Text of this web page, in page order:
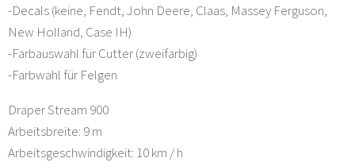
-Decals (keine, Fendt, John Deere, Claas, Massey Ferguson,
New Holland, Case IH)
-Farbauswahl für Cutter (zweifarbig)
-Farbwahl für Felgen
Draper Stream 900
Arbeitsbreite: 9 m
Arbeitsgeschwindigkeit: 10 km / h